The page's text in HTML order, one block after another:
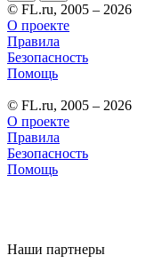
© FL.ru, 2005 – 2026
О проекте
Правила
Безопасность
Помощь
© FL.ru, 2005 – 2026
О проекте
Правила
Безопасность
Помощь
Наши партнеры